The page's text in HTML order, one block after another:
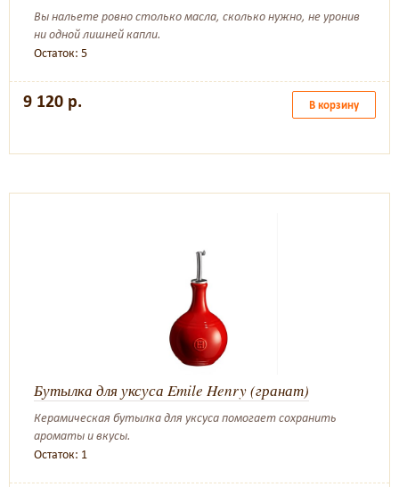
Вы нальете ровно столько масла, сколько нужно, не уронив
ни одной лишней капли.
Остаток: 5
9 120 р. В корзину
Бутылка для уксуса Emile Henry (гранат)
Керамическая бутылка для уксуса помогает сохранить
ароматы и вкусы.
Остаток: 1